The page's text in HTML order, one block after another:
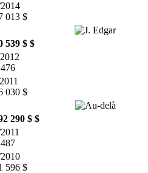
013 $
539 $ $
030 $
290 $ $
596 $